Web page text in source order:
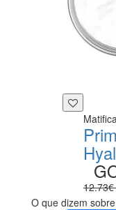
12.73€
O que dizem